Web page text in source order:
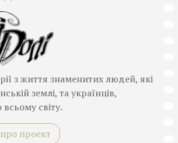
з життя знаменитих людей, які
землі, та українців,
світу.
проект